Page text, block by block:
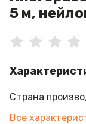
5 м,
Страна
Все